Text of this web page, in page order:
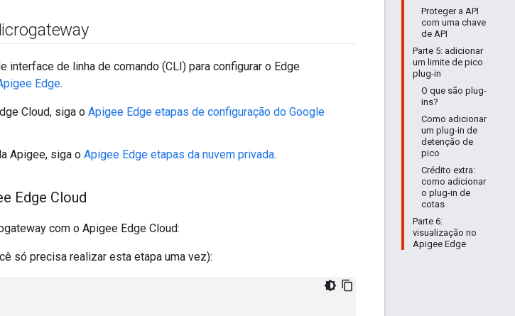
Proteger a API
com uma chave
de API
Parte 5: adicionar
um limite de pico
plug-in
O que são plug-
ins?
Como adicionar
um plug-in de
detenção de
pico
Crédito extra:
como adicionar
o plug-in de
cotas
Parte 6:
visualização no
Apigee Edge
interface de linha de comando (CLI) para configurar o Edge
Edge.
Cloud, siga o Apigee Edge etapas de configuração do Google
Apigee, siga o Apigee Edge etapas da nuvem privada.
Edge Cloud
com o Apigee Edge Cloud:
só precisa realizar esta etapa uma vez):